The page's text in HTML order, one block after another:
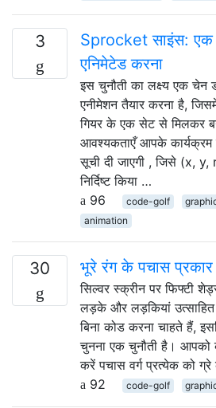
3
Sprocket साइंस: एक
एनिमेटेड करना
इस चुनौती का लक्ष्य एक चेन
एनीमेशन तैयार करना है,
गियर के एक सेट से मिलकर
आवश्यकताएँ आपके
सूची दी जाएगी , जिसे (x,
निर्दिष्ट किया …
96
code-golf
animation
30 भूरे रंग के पचास प्रकार
सिल्वर स्क्रीन पर फिफ्टी
लड़के और लड़कियां उत्साहित
बिना कोड करना चाहते हैं,
चुनना एक चुनौती है। आपको
करें पचास वर्ग प्रत्येक को
92
code-golf